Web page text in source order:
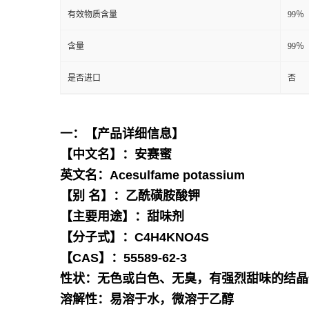
有效物质含量 99％
含量 99％
是否进口 否
一：【产品详细信息】
【中文名】：安赛蜜
英文名：Acesulfame potassium
【别 名】：乙酰磺胺酸钾
【主要用途】：甜味剂
【分子式】：C4H4KNO4S
【CAS】：55589-62-3
性状：无色或白色、无臭，有强烈甜味的结
溶解性：易溶于水，微溶于乙醇